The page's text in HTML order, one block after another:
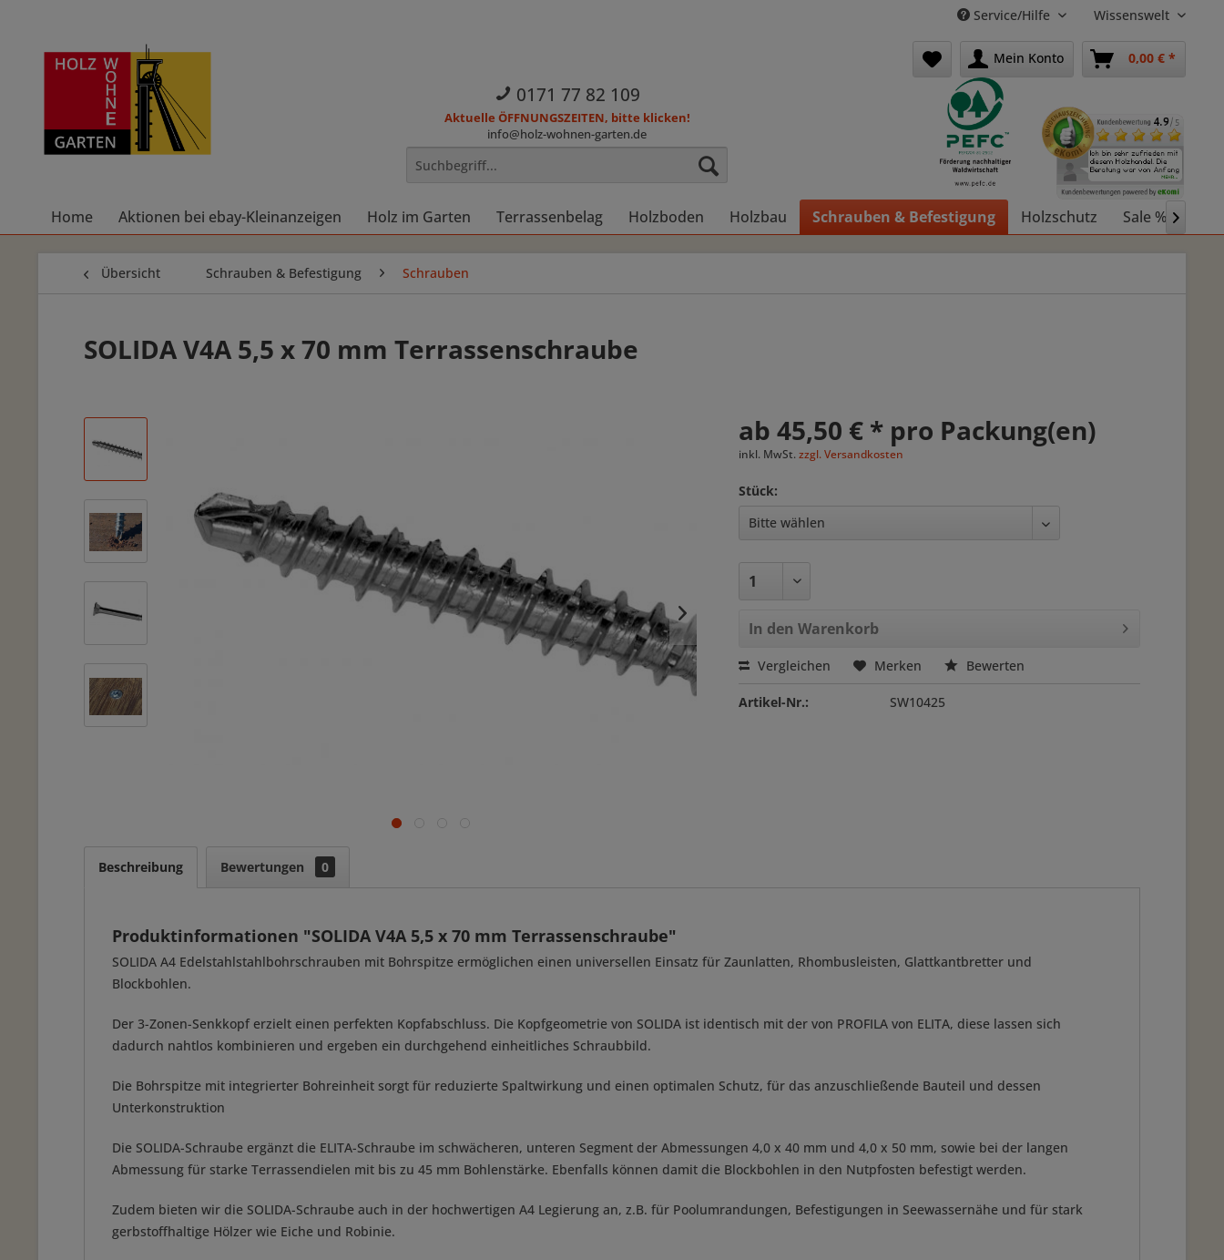
Service/Hilfe Wissenswelt
Mein Konto 0,00 € *
0171 77 82 109
Aktuelle ÖFFNUNGSZEITEN, bitte klicken!
info@holz-wohnen-garten.de
Home Aktionen bei ebay-Kleinanzeigen Holz im Garten Terrassenbelag Holzboden Holzbau Schrauben & Befestigung Holzschutz Sale % 
Übersicht Schrauben & Befestigung Schrauben
SOLIDA V4A 5,5 x 70 mm Terrassenschraube
ab 45,50 € * pro Packung(en)
inkl. MwSt.zzgl. Versandkosten
Stück:
In den Warenkorb
Vergleichen Merken Bewerten
Artikel-Nr.: SW10425
Beschreibung Bewertungen 0
Produktinformationen "SOLIDA V4A 5,5 x 70 mm Terrassenschraube"
SOLIDA A4 Edelstahlstahlbohrschrauben mit Bohrspitze ermöglichen einen universellen Einsatz für Zaunlatten, Rhombusleisten, Glattkantbretter und
Blockbohlen.
Der 3-Zonen-Senkkopf erzielt einen perfekten Kopfabschluss. Die Kopfgeometrie von SOLIDA ist identisch mit der von PROFILA von ELITA, diese lassen sich
dadurch nahtlos kombinieren und ergeben ein durchgehend einheitliches Schraubbild.
Die Bohrspitze mit integrierter Bohreinheit sorgt für reduzierte Spaltwirkung und einen optimalen Schutz, für das anzuschließende Bauteil und dessen
Unterkonstruktion
Die SOLIDA-Schraube ergänzt die ELITA-Schraube im schwächeren, unteren Segment der Abmessungen 4,0 x 40 mm und 4,0 x 50 mm, sowie bei der langen
Abmessung für starke Terrassendielen mit bis zu 45 mm Bohlenstärke. Ebenfalls können damit die Blockbohlen in den Nutpfosten befestigt werden.
Zudem bieten wir die SOLIDA-Schraube auch in der hochwertigen A4 Legierung an, z.B. für Poolumrandungen, Befestigungen in Seewassernähe und für stark
gerbstoffhaltige Hölzer wie Eiche und Robinie.